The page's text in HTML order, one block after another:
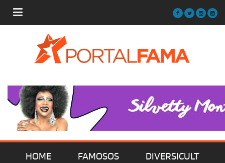
HOME FAMOSOS DIVERSICULT